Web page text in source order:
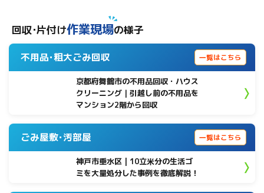
回収･片付け作業現場の様子
不用品･粗大ごみ回収 一覧はこちら
京都府舞鶴市の不用品回収・ハウス
クリーニング｜引越し前の不用品を
マンション2階から回収
ごみ屋敷･汚部屋 一覧はこちら
神戸市垂水区 | 10立米分の生活ゴ
ミを大量処分した事例を徹底解説！